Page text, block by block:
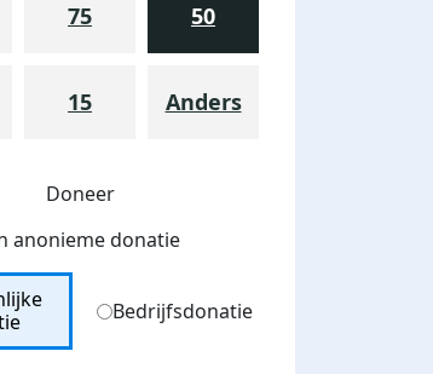
75 50
15 Anders
Doneer
anonieme donatie
Bedrijfsdonatie